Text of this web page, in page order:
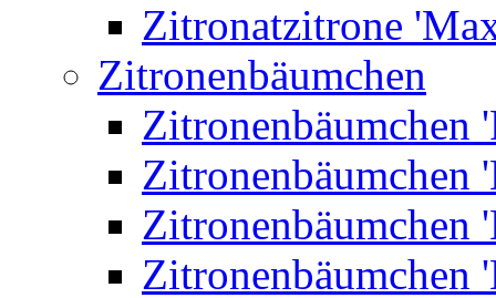
Zitronatzitrone
Zitronenbäumchen
Zitronenbäumchen
Zitronenbäumchen
Zitronenbäumchen
Zitronenbäumchen